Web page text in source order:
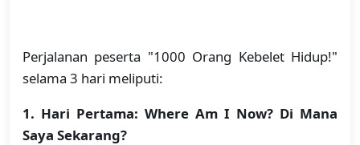
Perjalanan peserta "1000 Orang Kebelet Hidup!"
selama 3 hari meliputi:
1. Hari Pertama: Where Am I Now? Di Mana
Saya Sekarang?